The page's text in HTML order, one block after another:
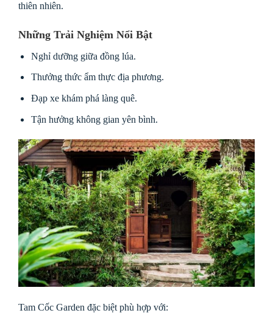
thiên nhiên.
Những Trải Nghiệm Nổi Bật
Nghỉ dưỡng giữa đồng lúa.
Thưởng thức ẩm thực địa phương.
Đạp xe khám phá làng quê.
Tận hưởng không gian yên bình.
Tam Cốc Garden đặc biệt phù hợp với: